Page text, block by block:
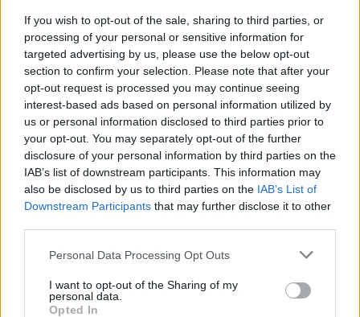
If you wish to opt-out of the sale, sharing to third parties, or
processing of your personal or sensitive information for
targeted advertising by us, please use the below opt-out
section to confirm your selection. Please note that after your
opt-out request is processed you may continue seeing
interest-based ads based on personal information utilized by
us or personal information disclosed to third parties prior to
your opt-out. You may separately opt-out of the further
disclosure of your personal information by third parties on the
IAB’s list of downstream participants. This information may
also be disclosed by us to third parties on the IAB’s List of
Downstream Participants that may further disclose it to other
Personal Data Processing Opt Outs
I want to opt-out of the Sharing of my
personal data.
Opted In
giorno per avere le migliori possibilità di successo.È di
questo che vado più fiero, e ovviamente di tutto ciò che è
seguito in termini di trofei e delle serate fantastiche che ho
vissuto.”
Robertson prosegue: “Sono felice di non essere l’unico a
farlo. Era proprio questa la mia preoccupazione:essere al
centro dell’attenzione. Sono contento che il nostro amico
egiziano (Mohamed Salah) possa prendersi un po’ più di
visibilità. Io posso semplicemente passare inosservato.
Ovviamente l’addio sarà emozionante. È la mia ultima
volta ad Anfield e abbiamo un giocatore nella squadra
nome.Spero davvero che Hendo (Jordan Henderson)